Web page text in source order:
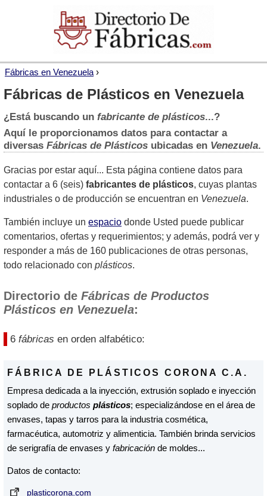
Fábricas en Venezuela ›
Fábricas de Plásticos en Venezuela
¿Está buscando un fabricante de plásticos...?
Aquí le proporcionamos datos para contactar a
diversas Fábricas de Plásticos ubicadas en Venezuela.
Gracias por estar aquí... Esta página contiene datos para
contactar a 6 (seis) fabricantes de plásticos, cuyas plantas
industriales o de producción se encuentran en Venezuela.
También incluye un espacio donde Usted puede publicar
comentarios, ofertas y requerimientos; y además, podrá ver y
responder a más de 160 publicaciones de otras personas,
todo relacionado con plásticos.
Directorio de Fábricas de Productos
Plásticos en Venezuela:
6 fábricas en orden alfabético:
FÁBRICA DE PLÁSTICOS CORONA C.A.
Empresa dedicada a la inyección, extrusión soplado e inyección
soplado de productos plásticos; especializándose en el área de
envases, tapas y tarros para la industria cosmética,
farmacéutica, automotriz y alimenticia. También brinda servicios
de serigrafía de envases y fabricación de moldes...
Datos de contacto:
plasticorona.com